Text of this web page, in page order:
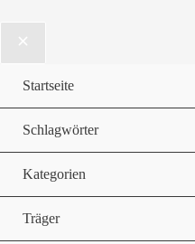
Startseite
Schlagwörter
Kategorien
Träger